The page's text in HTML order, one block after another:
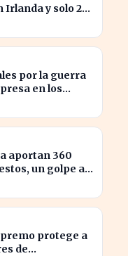
Irlanda y solo 2
por la guerra
en los
aportan 360
un golpe al
protege a
de